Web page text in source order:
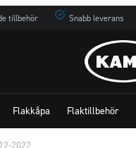
tillbehör Snabb leverans
Flakkåpa Flaktillbehör